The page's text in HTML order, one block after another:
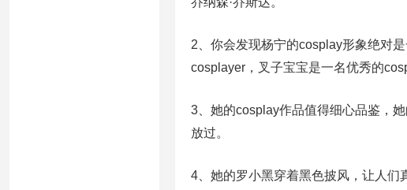
2、你会发现杨宁的cosplay形象绝对
cosplayer，叉子宝宝是一名优秀的
3、她的cosplay作品值得细心品鉴，
放过。
4、她的罗小黑穿着黑色披风，让人们